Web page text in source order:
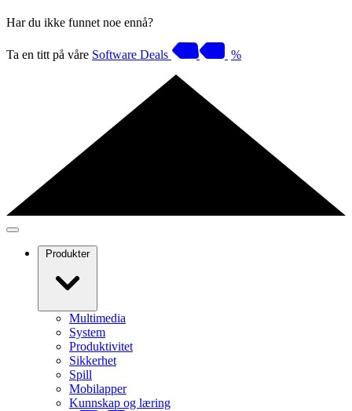
Har du ikke funnet noe ennå?
Ta en titt på våre Software Deals %
Produkter
Multimedia
System
Produktivitet
Sikkerhet
Spill
Mobilapper
Kunnskap og læring